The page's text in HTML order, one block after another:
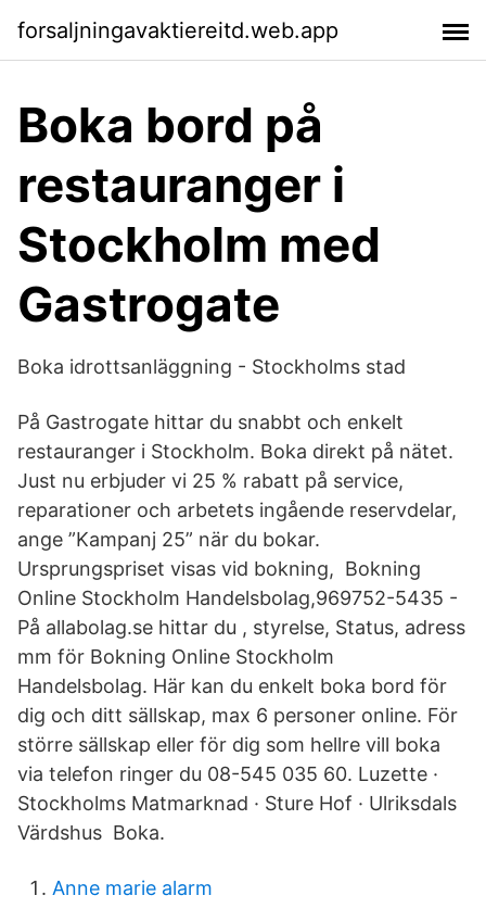
forsaljningavaktiereitd.web.app
Boka bord på
restauranger i
Stockholm med
Gastrogate
Boka idrottsanläggning - Stockholms stad
På Gastrogate hittar du snabbt och enkelt
restauranger i Stockholm. Boka direkt på nätet.
Just nu erbjuder vi 25 % rabatt på service,
reparationer och arbetets ingående reservdelar,
ange ”Kampanj 25” när du bokar.
Ursprungspriset visas vid bokning, Bokning
Online Stockholm Handelsbolag,969752-5435 -
På allabolag.se hittar du , styrelse, Status, adress
mm för Bokning Online Stockholm
Handelsbolag. Här kan du enkelt boka bord för
dig och ditt sällskap, max 6 personer online. För
större sällskap eller för dig som hellre vill boka
via telefon ringer du 08-545 035 60. Luzette ·
Stockholms Matmarknad · Sture Hof · Ulriksdals
Värdshus Boka.
Anne marie alarm